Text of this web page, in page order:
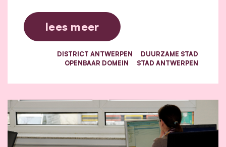
lees meer
DISTRICT ANTWERPEN
DUURZAME STAD
OPENBAAR DOMEIN
STAD ANTWERPEN